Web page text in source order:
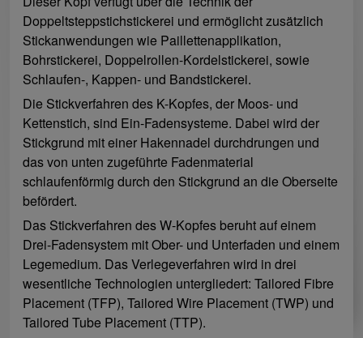
Doppeltsteppstichstickerei und ermöglicht zusätzlich
Stickanwendungen wie Paillettenapplikation,
Bohrstickerei, Doppelrollen-Kordelstickerei, sowie
Schlaufen-, Kappen- und Bandstickerei.
Die Stickverfahren des K-Kopfes, der Moos- und
Kettenstich, sind Ein-Fadensysteme. Dabei wird der
Stickgrund mit einer Hakennadel durchdrungen und
das von unten zugeführte Fadenmaterial
schlaufenförmig durch den Stickgrund an die Oberseite
befördert.
Das Stickverfahren des W-Kopfes beruht auf einem
Drei-Fadensystem mit Ober- und Unterfaden und einem
Legemedium. Das Verlegeverfahren wird in drei
wesentliche Technologien untergliedert: Tailored Fibre
Placement (TFP), Tailored Wire Placement (TWP) und
Tailored Tube Placement (TTP).